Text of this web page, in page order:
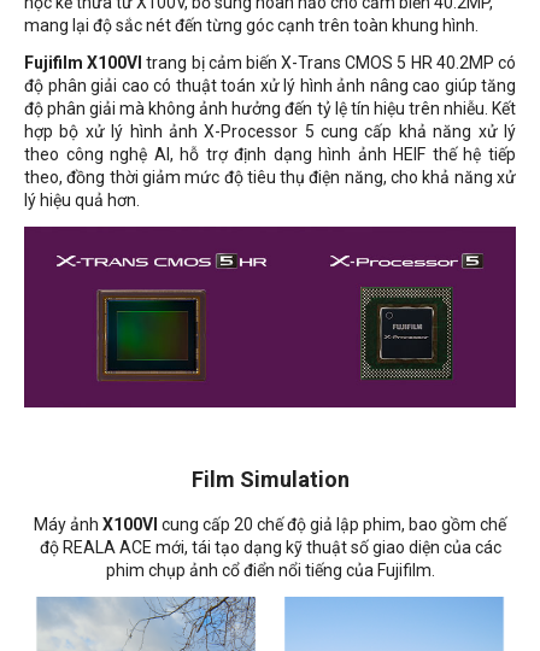
mang lại độ sắc nét đến từng góc cạnh trên toàn khung hình.
Fujifilm X100VI trang bị cảm biến X-Trans CMOS 5 HR 40.2MP có
độ phân giải cao có thuật toán xử lý hình ảnh nâng cao giúp tăng
độ phân giải mà không ảnh hưởng đến tỷ lệ tín hiệu trên nhiễu. Kết
hợp bộ xử lý hình ảnh X-Processor 5 cung cấp khả năng xử lý
theo công nghệ AI, hỗ trợ định dạng hình ảnh HEIF thế hệ tiếp
theo, đồng thời giảm mức độ tiêu thụ điện năng, cho khả năng xử
lý hiệu quả hơn.
Film Simulation
Máy ảnh X100VI cung cấp 20 chế độ giả lập phim, bao gồm chế
độ REALA ACE mới, tái tạo dạng kỹ thuật số giao diện của các
phim chụp ảnh cổ điển nổi tiếng của Fujifilm.